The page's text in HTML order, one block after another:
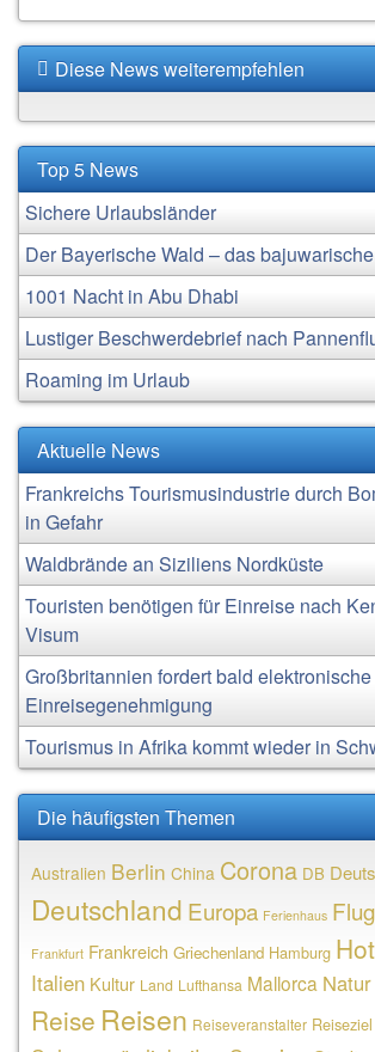
Diese News weiterempfehlen
Top 5 News
Sichere Urlaubsländer
Der Bayerische Wald – das
1001 Nacht in Abu Dhabi
Lustiger Beschwerdebrief nach
Roaming im Urlaub
Aktuelle News
Frankreichs Tourismusindustrie durch
in Gefahr
Waldbrände an Siziliens Nordküste
Touristen benötigen für Einreise nach
Visum
Großbritannien fordert bald elektronische
Einreisegenehmigung
Tourismus in Afrika kommt wieder in
Die häufigsten Themen
Australien Berlin China Corona DB
Deutschland Europa Ferienhaus
Frankfurt Frankreich Griechenland Hamburg
Italien Kultur Land Lufthansa Mallorca Natur
Reise Reisen Reiseveranstalter Reiseziel